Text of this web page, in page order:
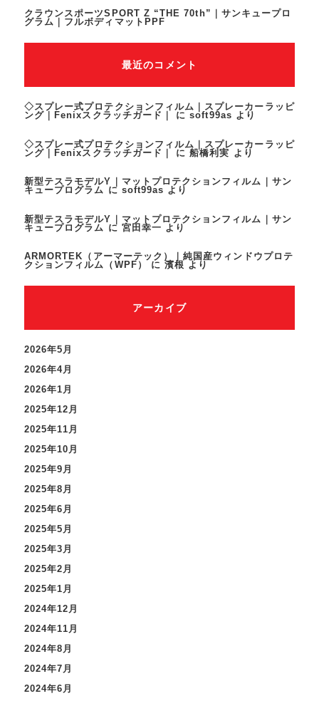
クラウンスポーツSPORT Z “THE 70th”｜サンキュープロ
グラム｜フルボディマットPPF
最近のコメント
◇スプレー式プロテクションフィルム｜スプレーカーラッピ
ング｜Fenixスクラッチガード｜
にsoft99as より
◇スプレー式プロテクションフィルム｜スプレーカーラッピ
ング｜Fenixスクラッチガード｜
に船橋利実 より
新型テスラモデルY｜マットプロテクションフィルム｜サン
キュープログラム に soft99as より
新型テスラモデルY｜マットプロテクションフィルム｜サン
キュープログラム に 宮田幸一 より
ARMORTEK（アーマーテック）｜純国産ウィンドウプロテ
クションフィルム（WPF）
に 濱根 より
アーカイブ
2026年5月
2026年4月
2026年1月
2025年12月
2025年11月
2025年10月
2025年9月
2025年8月
2025年6月
2025年5月
2025年3月
2025年2月
2025年1月
2024年12月
2024年11月
2024年8月
2024年7月
2024年6月